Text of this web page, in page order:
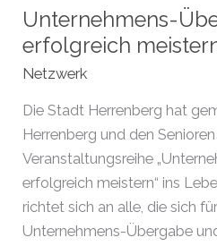
Gründern
des
Monats
Februar,
2022
in
Renningen
Unternehmens-
erfolgreich
Netzwerk
Die Stadt Herrenberg hat
Herrenberg und den
Veranstaltungsreihe
erfolgreich meistern“ ins
richtet sich an alle, die sich
Unternehmens-Übergabe